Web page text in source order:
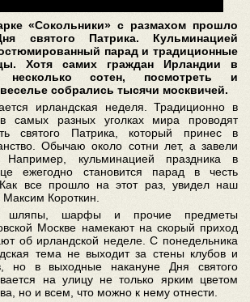
«Сокольники» с размахом прошло
святого Патрика. Кульминацией
парад и традиционные
Хотя самих граждан Ирландии в
сотен, посмотреть и
собрались тысячи москвичей.
ирландская неделя. Традиционно в
самых разных уголках мира проводят
святого Патрика, который принес в
Обычаю около сотни лет, а завели
Например, кульминацией праздника в
ежегодно становится парад в честь
Как все прошло на этот раз, увидел наш
Максим Короткин.
шляпы, шарфы и прочие предметы
Москве намекают на скорый приход
об ирландской неделе. С понедельника
тема не выходит за стены клубов и
но в выходные накануне Дня святого
на улицу не только ярким цветом
но и всем, что можно к нему отнести.